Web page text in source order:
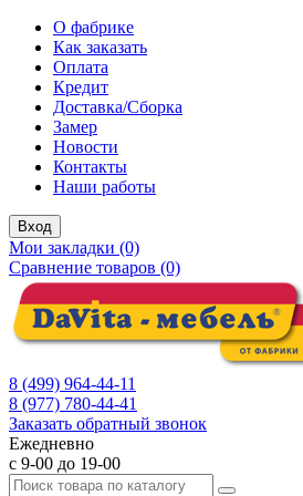
О фабрике
Как заказать
Оплата
Кредит
Доставка/Сборка
Замер
Новости
Контакты
Наши работы
Вход
Мои закладки (0)
Сравнение товаров (0)
8 (499) 964-44-11
8 (977) 780-44-41
Заказать обратный звонок
Ежедневно
с 9-00 до 19-00